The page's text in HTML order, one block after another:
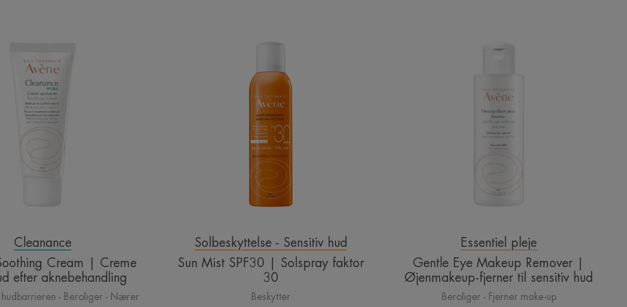
Cream
|
Creme
til
hud
Cleanance
Cream | Creme
efter aknebehandling
- Beroliger - Nærer
|
Solspray
faktor
30
Solbeskyttelse - Sensitiv hud
Sun Mist SPF30 | Solspray faktor
30
Beskytter
Eye
|
Øjenmakeup-
fjerner
til
sensitiv
hud
Essentiel pleje
Gentle Eye Makeup Remover |
Øjenmakeup-fjerner til sensitiv hud
Beroliger - Fjerner make-up